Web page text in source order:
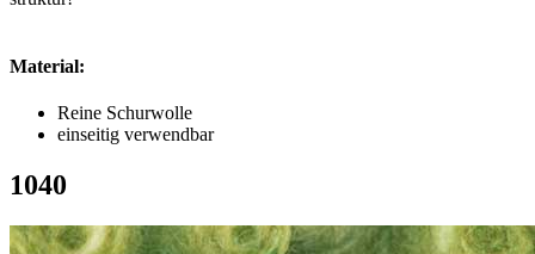
Material:
Reine Schurwolle
einseitig verwendbar
1040